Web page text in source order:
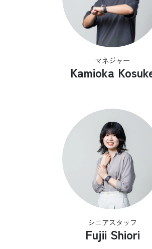
マネジャー
Kamioka
シニアスタッフ
Fujii Shiori